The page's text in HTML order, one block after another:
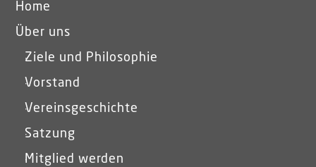
Home
Über uns
Ziele und Philosophie
Vorstand
Vereinsgeschichte
Satzung
Mitglied werden